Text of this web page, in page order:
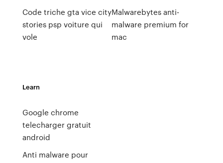
Code triche gta vice city
stories psp voiture qui
vole
Malwarebytes anti-
malware premium for
mac
Learn
Google chrome
telecharger gratuit
android
Anti malware pour